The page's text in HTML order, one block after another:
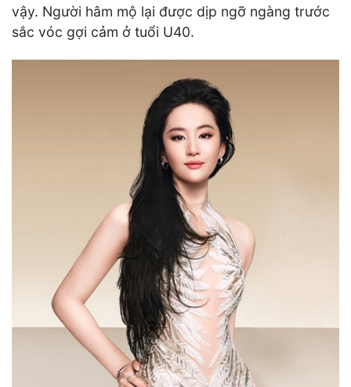
vậy. Người hâm mộ lại được dịp ngỡ ngàng trước
sắc vóc gợi cảm ở tuổi U40.